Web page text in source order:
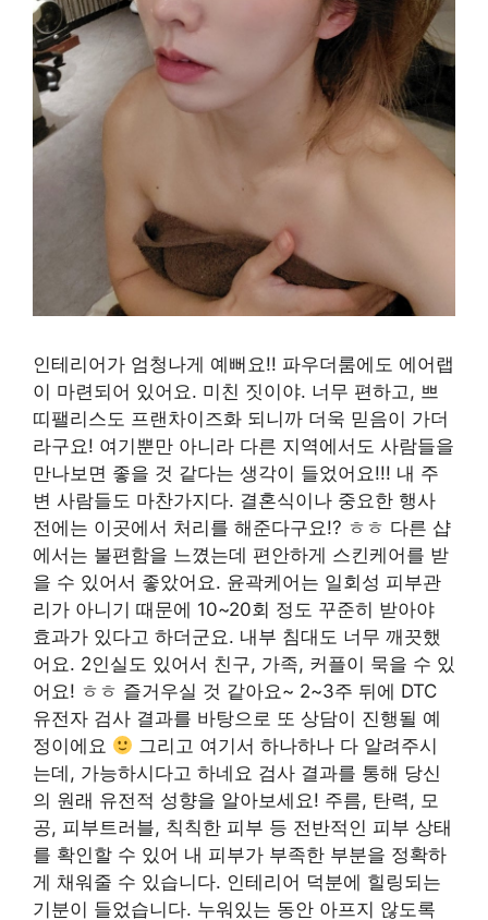
인테리어가 엄청나게 예뻐요!! 파우더룸에도 에어랩
이 마련되어 있어요. 미친 짓이야. 너무 편하고, 쁘
띠팰리스도 프랜차이즈화 되니까 더욱 믿음이 가더
라구요! 여기뿐만 아니라 다른 지역에서도 사람들을
만나보면 좋을 것 같다는 생각이 들었어요!!! 내 주
변 사람들도 마찬가지다. 결혼식이나 중요한 행사
전에는 이곳에서 처리를 해준다구요!? ㅎㅎ 다른 샵
에서는 불편함을 느꼈는데 편안하게 스킨케어를 받
을 수 있어서 좋았어요. 윤곽케어는 일회성 피부관
리가 아니기 때문에 10~20회 정도 꾸준히 받아야
효과가 있다고 하더군요. 내부 침대도 너무 깨끗했
어요. 2인실도 있어서 친구, 가족, 커플이 묵을 수 있
어요! ㅎㅎ 즐거우실 것 같아요~ 2~3주 뒤에 DTC
유전자 검사 결과를 바탕으로 또 상담이 진행될 예
정이에요
그리고 여기서 하나하나 다 알려주시
는데, 가능하시다고 하네요 검사 결과를 통해 당신
의 원래 유전적 성향을 알아보세요! 주름, 탄력, 모
공, 피부트러블, 칙칙한 피부 등 전반적인 피부 상태
를 확인할 수 있어 내 피부가 부족한 부분을 정확하
게 채워줄 수 있습니다. 인테리어 덕분에 힐링되는
기분이 들었습니다. 누워있는 동안 아프지 않도록